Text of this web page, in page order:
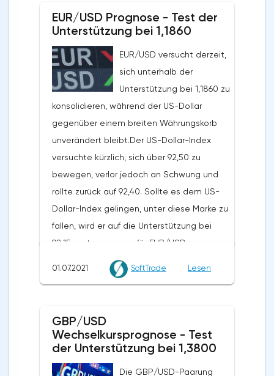
$2.150. Dogecoin ist unter ein wichtiges
und versucht, sich unter $0,24 zu
konsolidieren. XRP hat ebenfalls an
Schwung nach unten gewonnen und testet
die $0,66 Marke.Gestern schrieb ich, dass
Bitcoin zusätzliche
Wachstumskatalysatoren benötigt, um sich
über die $35.000-Marke zu bewegen. Zum
jetzigen Zeitpunkt sieht es so aus, als ob
der Weg des geringsten Widerstandes
nach unten führt, so dass Bitcoin eine gute
Chance hat, ein Momentum nach unten zu
Abwärtskatalysatoren auftauchen. Bitcoin
Technische Analyse und Prognose.
Widerstandsniveaus Bitcoin stieß bei
$35.000 auf starken Widerstand und zog
sich zurück. Bitcoin befindet sich derzeit in
einem Bereich zwischen der Unterstützung
EUR/USD Prognose - Test der
Unterstützung bei 1,1860
EUR/USD versucht derzeit,
sich unterhalb der
Unterstützung bei 1,1860 zu
konsolidieren, während der US-Dollar
gegenüber einem breiten Währungskorb
unverändert bleibt.Der US-Dollar-Index
versuchte kürzlich, sich über 92,50 zu
bewegen, verlor jedoch an Schwung und
rollte zurück auf 92,40. Sollte es dem US-
Dollar-Index gelingen, unter diese Marke zu
fallen, wird er auf die Unterstützung bei
92,15 zusteuern, was für EUR/USD
zinsbullisch wäre.Heute werden sich
Devisenhändler auf die US-
Arbeitslosenunterstützung von 411.000 auf
390.000 sinken werden, während die
Anträge auf Weiterbeschäftigung von 3,39
01.07.2021 SoftTrade Lesen
GBP/USD
Wechselkursprognose - Test
der Unterstützung bei 1,3800
Die GBP/USD-Paarung